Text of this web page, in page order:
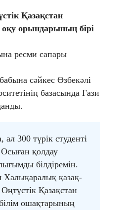
Қазақстан
орындарының бірі
ресми сапары
сәйкес Өзбекәлі
базасында Гази
ал 300 түрік студенті
қолдау
білдіремін.
Халықаралық қазақ-
Қазақстан
ошақтарының